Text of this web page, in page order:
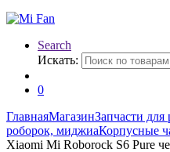
Search
Искать:
0
ГлавнаяМагазинЗапчасти для
роборок, миджиаКорпусные
Xiaomi Mi Roborock S6 Pure